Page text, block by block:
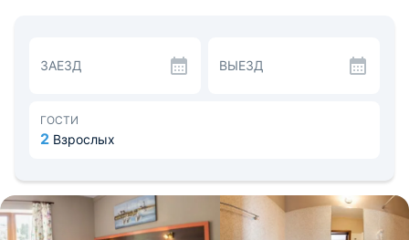
ближайших ресторанах. В 0,8 км расположено кафе
«Домашняя кухня».
крымоведения Форт Уна» 0,6 км; «парк-памятник
садово-паркового искусства регионального значения
49,2 км, до аэропорта Симферополь 60 км.
ЗАЕЗД ВЫЕЗД
ГОСТИ
2 Взрослых